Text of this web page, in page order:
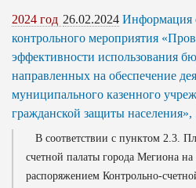
2024 год 26.02.2024 Информация
контрольного мероприятия
эффективности использования
направленных на обеспечение
муниципального казенного
гражданской защиты населения»,
В соответствии с пунктом 2.3.
счетной палаты города Мегиона
распоряжением Контрольно-